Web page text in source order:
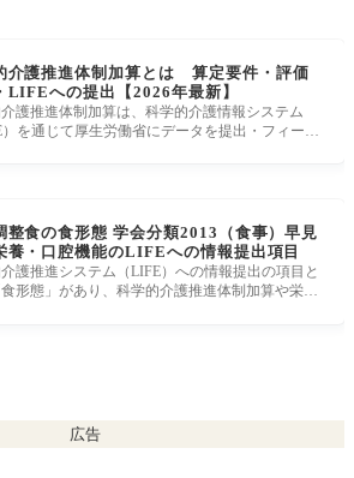
介護推進体制加算とは 算定要件・評価
LIFEへの提出【2026年最新】
護推進体制加算は、科学的介護情報システム
）を通じて厚生労働省にデータを提出・フィード
整食の食形態 学会分類2013（食事）早見
・口腔機能のLIFEへの情報提出項目
護推進システム（LIFE）への情報提出の項目と
形態」があり、科学的介護推進体制加算や栄養
広告